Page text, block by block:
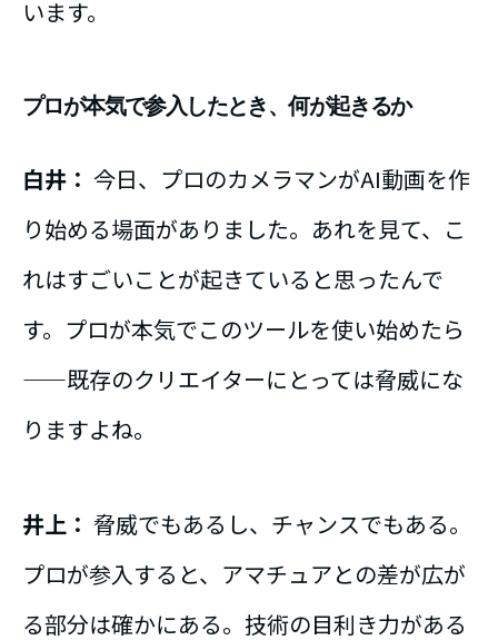
います。
プロが本気で参入したとき、何が起きるか
白井： 今日、プロのカメラマンがAI動画を作
り始める場面がありました。あれを見て、こ
れはすごいことが起きていると思ったんで
す。プロが本気でこのツールを使い始めたら
——既存のクリエイターにとっては脅威にな
りますよね。
井上： 脅威でもあるし、チャンスでもある。
プロが参入すると、アマチュアとの差が広が
る部分は確かにある。技術の目利き力がある